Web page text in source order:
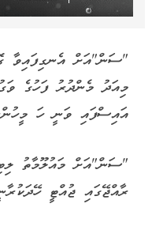
"ސަން"އަށް އެނގިފައިވާ
މިއަދު މެންދުރު ފަހުގެ
އައިސްފައި ވަނީ ހަ
"ސަން"އަށް މައުލޫމާތު
ރާއްޖޭގައި ޖުއްޓީ